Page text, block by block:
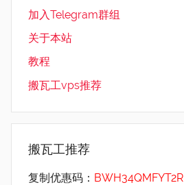
加入Telegram群组
关于本站
教程
搬瓦工vps推荐
搬瓦工推荐
复制优惠码： BWH34QMFYT2R